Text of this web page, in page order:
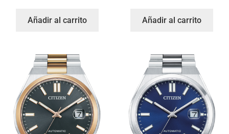
Añadir al carrito Añadir al carrito